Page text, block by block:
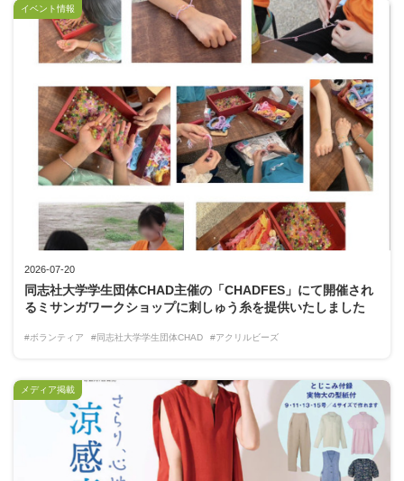
2026-07-20
同志社大学学生団体CHAD主催の「CHADFES」にて開催され
るミサンガワークショップに刺しゅう糸を提供いたしました
#ボランティア #同志社大学学生団体CHAD #アクリルビーズ
イベント情報
メディア掲載